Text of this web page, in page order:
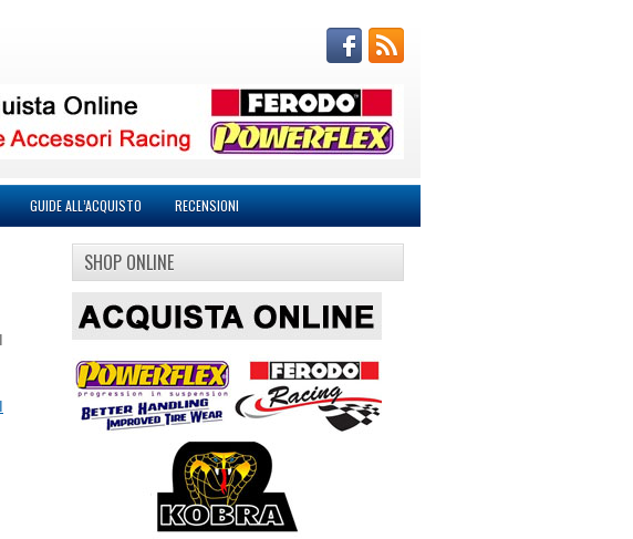
GUIDE ALL’ACQUISTO RECENSIONI
SHOP ONLINE